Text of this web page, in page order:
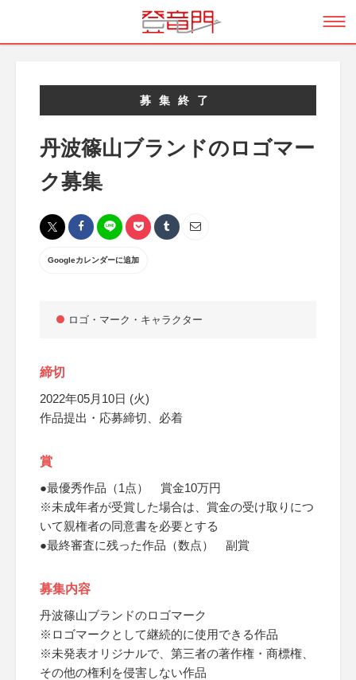
募集終了
丹波篠山ブランドのロゴマー
ク募集
Googleカレンダーに追加
ロゴ・マーク・キャラクター
締切
2022年05月10日 (火)
作品提出・応募締切、必着
賞
●最優秀作品（1点） 賞金10万円
※未成年者が受賞した場合は、賞金の受け取りにつ
いて親権者の同意書を必要とする
●最終審査に残った作品（数点） 副賞
募集内容
丹波篠山ブランドのロゴマーク
※ロゴマークとして継続的に使用できる作品
※未発表オリジナルで、第三者の著作権・商標権、
その他の権利を侵害しない作品